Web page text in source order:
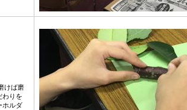
けば磨
わりを
ホルダ